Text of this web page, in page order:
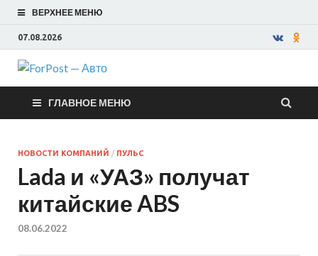
ВЕРХНЕЕ МЕНЮ
07.08.2026
ForPost —
Авто
ГЛАВНОЕ МЕНЮ
НОВОСТИ КОМПАНИЙ / ПУЛЬС
Lada и «УАЗ» получат
китайские ABS
08.06.2022